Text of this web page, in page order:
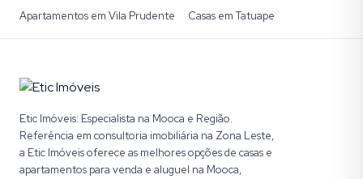
Apartamentos em Vila Prudente
Casas em Tatuape
Etic Imóveis: Especialista na Mooca e Região.
Referência em consultoria imobiliária na Zona Leste,
a Etic Imóveis oferece as melhores opções de casas e
apartamentos para venda e aluguel na Mooca,